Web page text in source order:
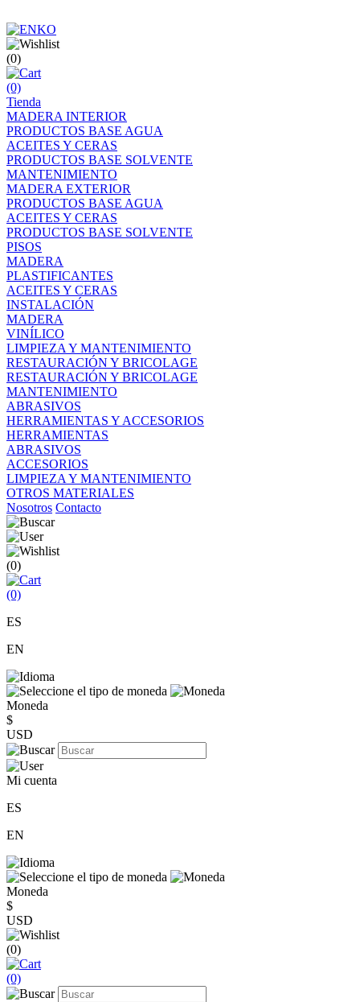
(0)
(0)
Tienda
MADERA INTERIOR
PRODUCTOS BASE AGUA
ACEITES Y CERAS
PRODUCTOS BASE SOLVENTE
MANTENIMIENTO
MADERA EXTERIOR
PRODUCTOS BASE AGUA
ACEITES Y CERAS
PRODUCTOS BASE SOLVENTE
PISOS
MADERA
PLASTIFICANTES
ACEITES Y CERAS
INSTALACIÓN
MADERA
VINÍLICO
LIMPIEZA Y MANTENIMIENTO
RESTAURACIÓN Y BRICOLAGE
RESTAURACIÓN Y BRICOLAGE
MANTENIMIENTO
ABRASIVOS
HERRAMIENTAS Y ACCESORIOS
HERRAMIENTAS
ABRASIVOS
ACCESORIOS
LIMPIEZA Y MANTENIMIENTO
OTROS MATERIALES
Nosotros Contacto
(0)
(0)
ES
EN
Moneda
$
USD
Mi cuenta
ES
EN
Moneda
$
USD
(0)
(0)